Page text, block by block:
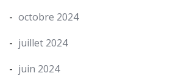
octobre 2024
juillet 2024
juin 2024